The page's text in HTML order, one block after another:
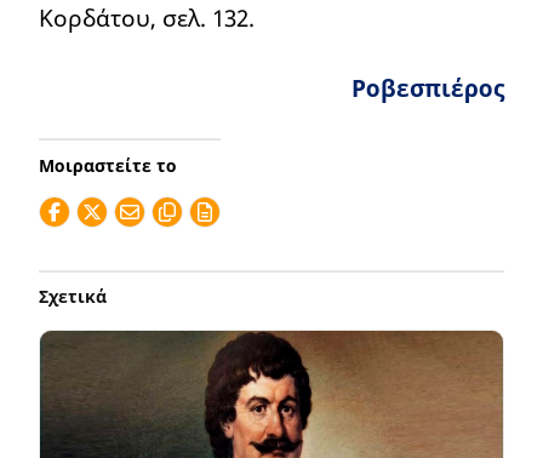
Κορδάτου, σελ. 132.
Ροβεσπιέρος
Μοιραστείτε το
Σχετικά